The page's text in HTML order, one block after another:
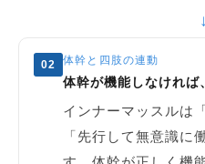
↓
02 体幹と四肢の連動
体幹が機能しなければ
インナーマッスルは
「先行して無意識に